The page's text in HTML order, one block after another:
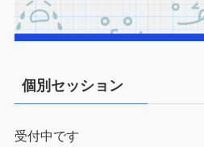
個別セッション
受付中です